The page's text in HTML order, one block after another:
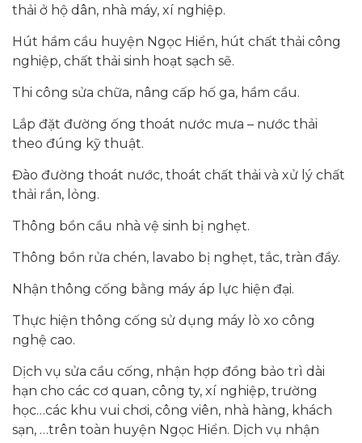
thải ở hộ dân, nhà máy, xí nghiệp.
Hút hầm cầu huyện Ngọc Hiển, hút chất thải công
nghiệp, chất thải sinh hoạt sạch sẽ.
Thi công sửa chữa, nâng cấp hố ga, hầm cầu.
Lắp đặt đường ống thoát nước mưa – nước thải
theo đúng kỹ thuật.
Đào đường thoát nước, thoát chất thải và xử lý chất
thải rắn, lỏng.
Thông bồn cầu nhà vệ sinh bị nghẹt.
Thông bồn rửa chén, lavabo bị nghẹt, tắc, tràn đầy.
Nhận thông cống bằng máy áp lực hiện đại.
Thực hiện thông cống sử dụng máy lò xo công
nghệ cao.
Dịch vụ sửa cầu cống, nhận hợp đồng bảo trì dài
hạn cho các cơ quan, công ty, xí nghiệp, trường
học…các khu vui chơi, công viên, nhà hàng, khách
sạn, …trên toàn huyện Ngọc Hiển. Dịch vụ nhận